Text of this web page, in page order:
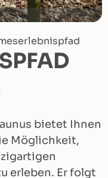
bietet Ihnen
Möglichkeit,
erleben. Er folgt